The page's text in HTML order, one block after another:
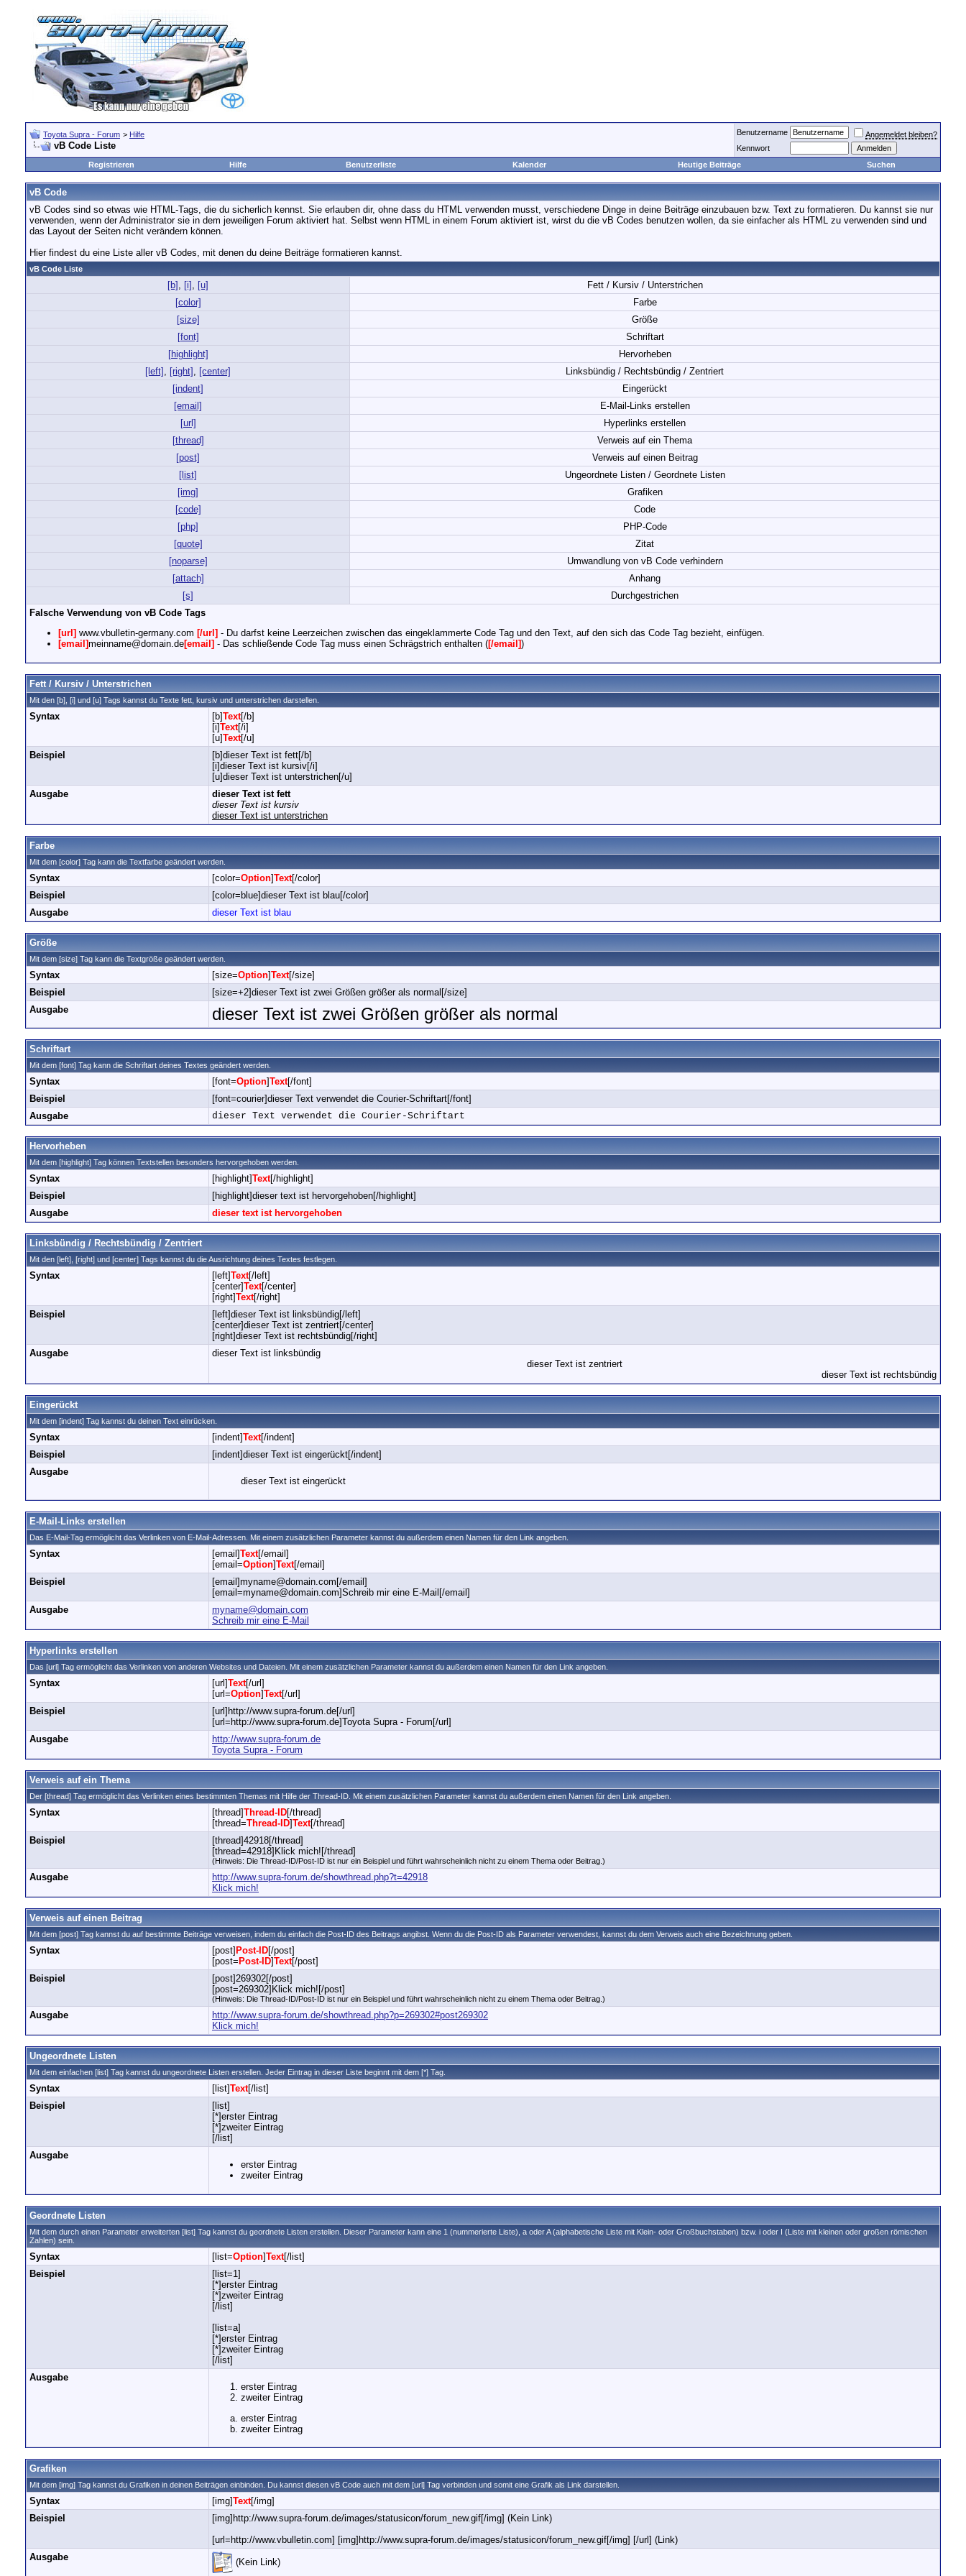
Toyota Supra - Forum > Hilfe
vB Code Liste
Benutzername
Angemeldet bleiben?
Kennwort
Registrieren
Hilfe Benutzerliste Kalender Heutige Beiträge Suchen
vB Code
vB Codes sind so etwas wie HTML-Tags, die du sicherlich kennst. Sie erlauben dir, ohne dass du HTML verwenden musst, verschiedene Dinge in deine Beiträge einzubauen bzw. Text zu formatieren. Du kannst sie nur
verwenden, wenn der Administrator sie in dem jeweiligen Forum aktiviert hat. Selbst wenn HTML in einem Forum aktiviert ist, wirst du die vB Codes benutzen wollen, da sie einfacher als HTML zu verwenden sind und
das Layout der Seiten nicht verändern können.
Hier findest du eine Liste aller vB Codes, mit denen du deine Beiträge formatieren kannst.
vB Code Liste
[b] , [i] , [u]
Fett / Kursiv / Unterstrichen
[color]
Farbe
[size]
Größe
[font]
Schriftart
[highlight]
Hervorheben
[left] , [right] , [center]
Linksbündig / Rechtsbündig / Zentriert
[indent]
Eingerückt
[email]
E-Mail-Links erstellen
[url]
Hyperlinks erstellen
[thread]
Verweis auf ein Thema
[post]
Verweis auf einen Beitrag
[list]
Ungeordnete Listen / Geordnete Listen
[img]
Grafiken
[code]
Code
[php]
PHP-Code
[quote]
Zitat
[noparse]
Umwandlung von vB Code verhindern
[attach]
Anhang
[s]
Durchgestrichen
Falsche Verwendung von vB Code Tags
[url] www.vbulletin-germany.com [/url] - Du darfst keine Leerzeichen zwischen das eingeklammerte Code Tag und den Text, auf den sich das Code Tag bezieht, einfügen.
[email]meinname@domain.de[email] - Das schließende Code Tag muss einen Schrägstrich enthalten ([/email])
Fett / Kursiv / Unterstrichen
Mit den [b], [i] und [u] Tags kannst du Texte fett, kursiv und unterstrichen darstellen.
Syntax [b]Text[/b]
[i]Text[/i]
[u]Text[/u]
Beispiel
[b]dieser Text ist fett[/b]
[i]dieser Text ist kursiv[/i]
[u]dieser Text ist unterstrichen[/u]
Ausgabe
dieser Text ist fett
dieser Text ist kursiv
dieser Text ist unterstrichen
Farbe
Mit dem [color] Tag kann die Textfarbe geändert werden.
Syntax [color=Option]Text[/color]
Beispiel
[color=blue]dieser Text ist blau[/color]
Ausgabe
dieser Text ist blau
Größe
Mit dem [size] Tag kann die Textgröße geändert werden.
Syntax [size=Option]Text[/size]
Beispiel
[size=+2]dieser Text ist zwei Größen größer als normal[/size]
Ausgabe
dieser Text ist zwei Größen größer als normal
Schriftart
Mit dem [font] Tag kann die Schriftart deines Textes geändert werden.
Syntax [font=Option]Text[/font]
Beispiel
[font=courier]dieser Text verwendet die Courier-Schriftart[/font]
Ausgabe
dieser Text verwendet die Courier-Schriftart
Hervorheben
Mit dem [highlight] Tag können Textstellen besonders hervorgehoben werden.
Syntax [highlight]Text[/highlight]
Beispiel
[highlight]dieser text ist hervorgehoben[/highlight]
Ausgabe
dieser text ist hervorgehoben
Linksbündig / Rechtsbündig / Zentriert
Mit den [left], [right] und [center] Tags kannst du die Ausrichtung deines Textes festlegen.
Syntax [left]Text[/left]
[center]Text[/center]
[right]Text[/right]
Beispiel
[left]dieser Text ist linksbündig[/left]
[center]dieser Text ist zentriert[/center]
[right]dieser Text ist rechtsbündig[/right]
Ausgabe
dieser Text ist linksbündig
dieser Text ist zentriert
dieser Text ist rechtsbündig
Eingerückt
Mit dem [indent] Tag kannst du deinen Text einrücken.
Syntax [indent]Text[/indent]
Beispiel
[indent]dieser Text ist eingerückt[/indent]
Ausgabe
dieser Text ist eingerückt
E-Mail-Links erstellen
Das E-Mail-Tag ermöglicht das Verlinken von E-Mail-Adressen. Mit einem zusätzlichen Parameter kannst du außerdem einen Namen für den Link angeben.
Syntax [email]Text[/email]
[email=Option]Text[/email]
Beispiel
[email]myname@domain.com[/email]
[email=myname@domain.com]Schreib mir eine E-Mail[/email]
Ausgabe
myname@domain.com
Schreib mir eine E-Mail
Hyperlinks erstellen
Das [url] Tag ermöglicht das Verlinken von anderen Websites und Dateien. Mit einem zusätzlichen Parameter kannst du außerdem einen Namen für den Link angeben.
Syntax [url]Text[/url]
[url=Option]Text[/url]
Beispiel
[url]http://www.supra-forum.de[/url]
[url=http://www.supra-forum.de]Toyota Supra - Forum[/url]
Ausgabe
http://www.supra-forum.de
Toyota Supra - Forum
Verweis auf ein Thema
Der [thread] Tag ermöglicht das Verlinken eines bestimmten Themas mit Hilfe der Thread-ID. Mit einem zusätzlichen Parameter kannst du außerdem einen Namen für den Link angeben.
Syntax [thread]Thread-ID[/thread]
[thread=Thread-ID]Text[/thread]
Beispiel
[thread]42918[/thread]
[thread=42918]Klick mich![/thread]
(Hinweis: Die Thread-ID/Post-ID ist nur ein Beispiel und führt wahrscheinlich nicht zu einem Thema oder Beitrag.)
Ausgabe
http://www.supra-forum.de/showthread.php?t=42918
Klick mich!
Verweis auf einen Beitrag
Mit dem [post] Tag kannst du auf bestimmte Beiträge verweisen, indem du einfach die Post-ID des Beitrags angibst. Wenn du die Post-ID als Parameter verwendest, kannst du dem Verweis auch eine Bezeichnung geben.
Syntax [post] Post-ID[/post]
[post= Post-ID]Text[/post]
Beispiel
[post]269302[/post]
[post=269302]Klick mich![/post]
(Hinweis: Die Thread-ID/Post-ID ist nur ein Beispiel und führt wahrscheinlich nicht zu einem Thema oder Beitrag.)
Ausgabe
http://www.supra-forum.de/showthread.php?p=269302#post269302
Klick mich!
Ungeordnete Listen
Mit dem einfachen [list] Tag kannst du ungeordnete Listen erstellen. Jeder Eintrag in dieser Liste beginnt mit dem [*] Tag.
Syntax [list]Text[/list]
Beispiel
[list]
[*]erster Eintrag
[*]zweiter Eintrag
[/list]
Ausgabe
erster Eintrag
zweiter Eintrag
Geordnete Listen
Mit dem durch einen Parameter erweiterten [list] Tag kannst du geordnete Listen erstellen. Dieser Parameter kann eine 1 (nummerierte Liste), a oder A (alphabetische Liste mit Klein- oder Großbuchstaben) bzw. i oder I (Liste mit kleinen oder großen römischen
Zahlen) sein.
Syntax [list=Option]Text[/list]
Beispiel
[list=1]
[*]erster Eintrag
[*]zweiter Eintrag
[/list]
[list=a]
[*]erster Eintrag
[*]zweiter Eintrag
[/list]
Ausgabe
erster Eintrag
zweiter Eintrag
erster Eintrag
zweiter Eintrag
Grafiken
Mit dem [img] Tag kannst du Grafiken in deinen Beiträgen einbinden. Du kannst diesen vB Code auch mit dem [url] Tag verbinden und somit eine Grafik als Link darstellen.
Syntax [img]Text[/img]
Beispiel
[img]http://www.supra-forum.de/images/statusicon/forum_new.gif[/img] (Kein Link)
[url=http://www.vbulletin.com] [img]http://www.supra-forum.de/images/statusicon/forum_new.gif[/img] [/url] (Link)
Ausgabe
(Kein Link)